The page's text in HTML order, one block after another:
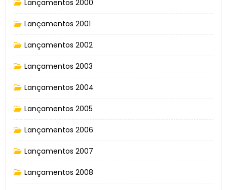
Lançamentos 2000
Lançamentos 2001
Lançamentos 2002
Lançamentos 2003
Lançamentos 2004
Lançamentos 2005
Lançamentos 2006
Lançamentos 2007
Lançamentos 2008